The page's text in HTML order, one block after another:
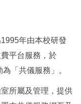
年由本校研發
平台服務，於
「共儀服務」。
所屬及管理，提供